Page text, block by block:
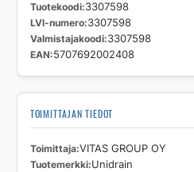
Tuotekoodi 3307598
LVI-numero 3307598
Valmistajakoodi 3307598
EAN 5707692002408
TOIMITTAJAN TIEDOT
Toimittaja VITAS GROUP OY
Tuotemerkki Unidrain